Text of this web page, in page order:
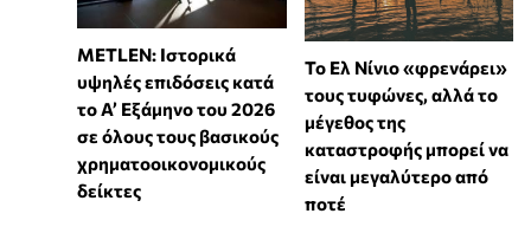
METLEN: Ιστορικά
υψηλές επιδόσεις κατά
το Α’ Εξάμηνο του 2026
σε όλους τους βασικούς
χρηματοοικονομικούς
δείκτες
Το Ελ Νίνιο «φρενάρει»
τους τυφώνες, αλλά το
μέγεθος της
καταστροφής μπορεί να
είναι μεγαλύτερο από
ποτέ